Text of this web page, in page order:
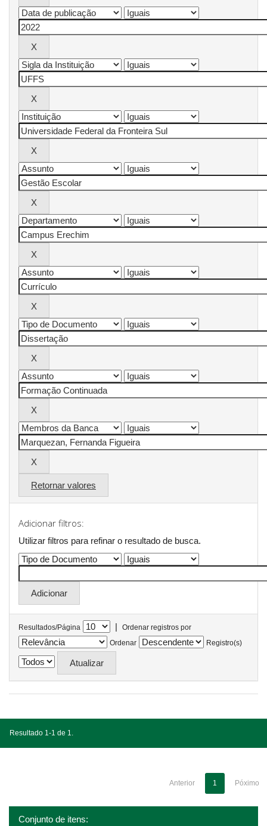
Retornar valores
Adicionar filtros:
Utilizar filtros para refinar o resultado de busca.
Resultados/Página |
Ordenar registros por
Ordenar
Registro(s)
Resultado 1-1 de 1.
Anterior 1 Póximo
Conjunto de itens: